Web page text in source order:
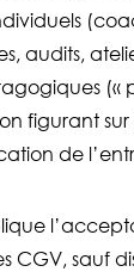
audits,
(«
figurant sur
de
CGV, sauf